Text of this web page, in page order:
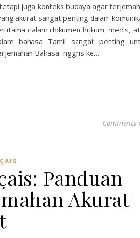
juga konteks budaya agar
akurat sangat penting dalam
dalam dokumen hukum, medis,
bahasa Tamil sangat penting
Bahasa Inggris ke…
Comments
Panduan
Akurat